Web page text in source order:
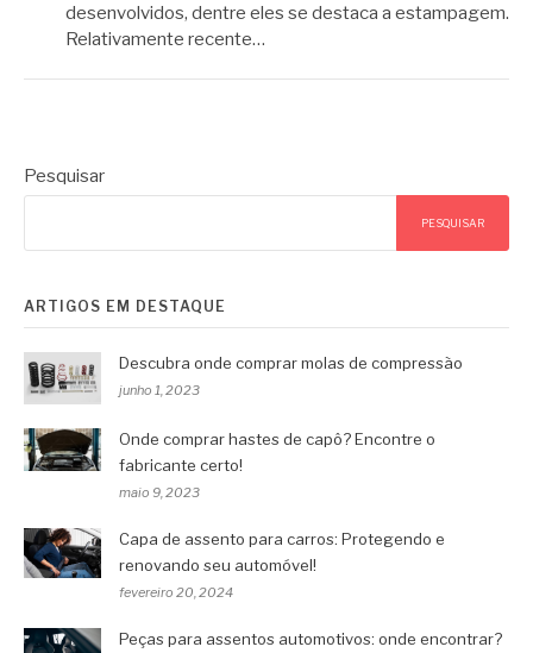
desenvolvidos, dentre eles se destaca a estampagem.
Relativamente recente…
Pesquisar
PESQUISAR
ARTIGOS EM DESTAQUE
Descubra onde comprar molas de compressão
junho 1, 2023
Onde comprar hastes de capô? Encontre o
fabricante certo!
maio 9, 2023
Capa de assento para carros: Protegendo e
renovando seu automóvel!
fevereiro 20, 2024
Peças para assentos automotivos: onde encontrar?